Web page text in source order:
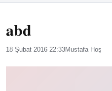
abd
18 Şubat 2016 22:33Mustafa Hoş